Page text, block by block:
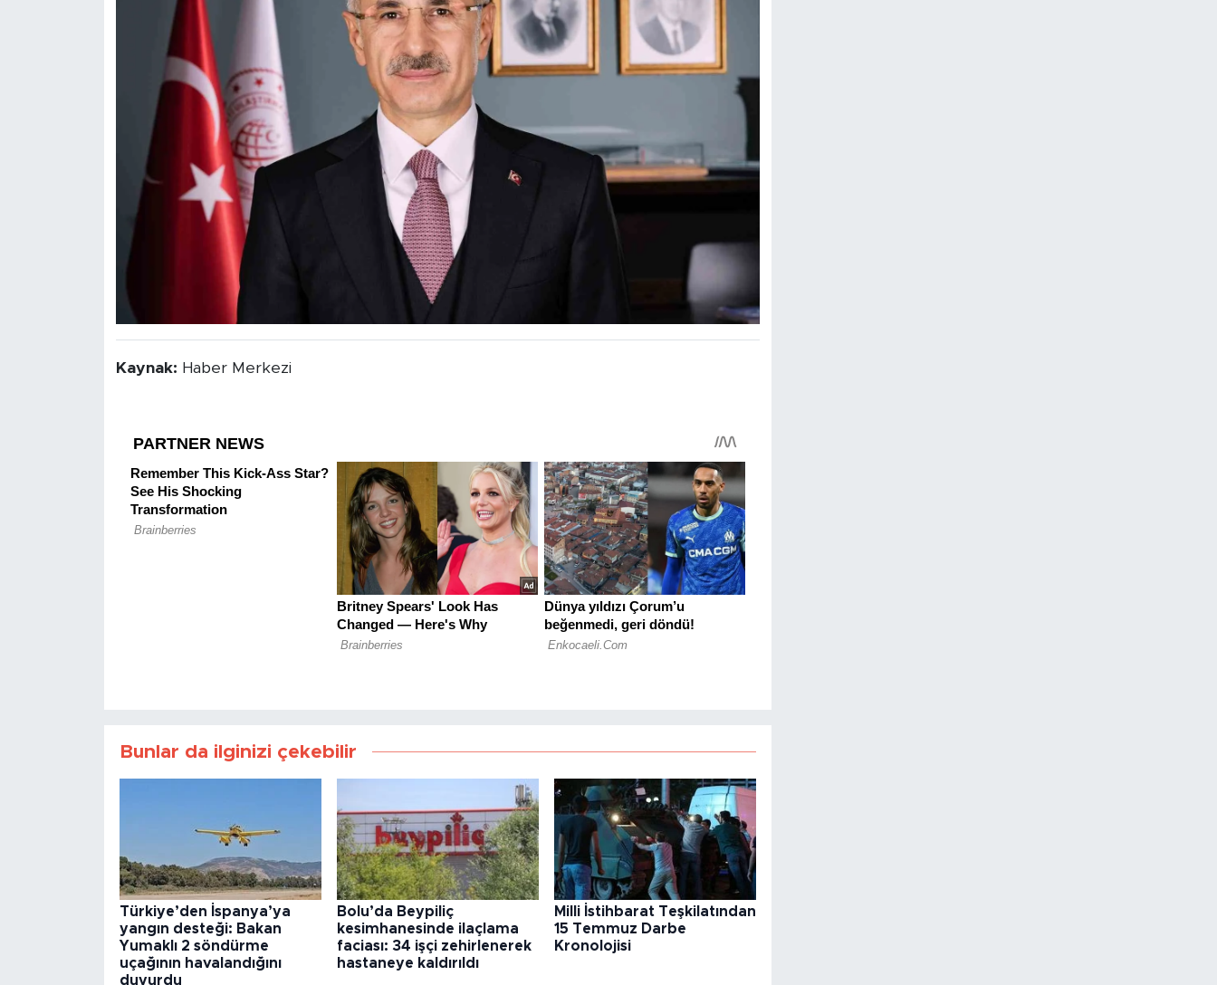
Kaynak: Haber Merkezi
Bunlar da ilginizi çekebilir
Türkiye’den İspanya’ya
yangın desteği: Bakan
Yumaklı 2 söndürme
uçağının havalandığını
duyurdu
Bolu’da Beypiliç
kesimhanesinde ilaçlama
faciası: 34 işçi zehirlenerek
hastaneye kaldırıldı
Milli İstihbarat Teşkilatından
15 Temmuz Darbe
Kronolojisi